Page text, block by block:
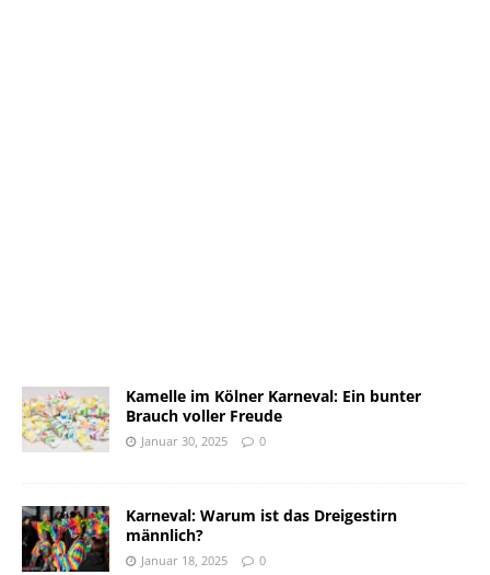
Kamelle im Kölner Karneval: Ein bunter
Brauch voller Freude
Januar 30, 2025 0
Karneval: Warum ist das Dreigestirn
männlich?
Januar 18, 2025 0